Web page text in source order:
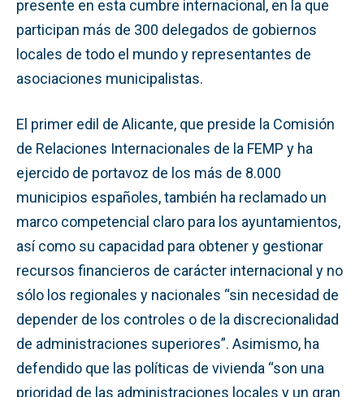
presente en esta cumbre internacional, en la que
participan más de 300 delegados de gobiernos
locales de todo el mundo y representantes de
asociaciones municipalistas.
El primer edil de Alicante, que preside la Comisión
de Relaciones Internacionales de la FEMP y ha
ejercido de portavoz de los más de 8.000
municipios españoles, también ha reclamado un
marco competencial claro para los ayuntamientos,
así como su capacidad para obtener y gestionar
recursos financieros de carácter internacional y no
sólo los regionales y nacionales “sin necesidad de
depender de los controles o de la discrecionalidad
de administraciones superiores”. Asimismo, ha
defendido que las políticas de vivienda “son una
prioridad de las administraciones locales y un gran